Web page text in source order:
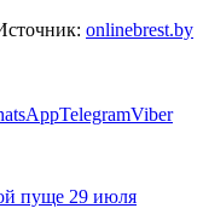
onlinebrest.by
TelegramViber
пуще 29 июля